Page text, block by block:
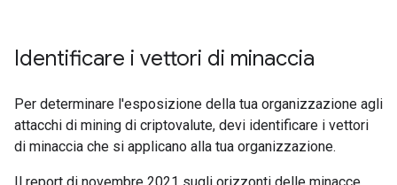
Identificare i vettori di minaccia
Per determinare l'esposizione della tua organizzazione agli
attacchi di mining di criptovalute, devi identificare i vettori
di minaccia che si applicano alla tua organizzazione.